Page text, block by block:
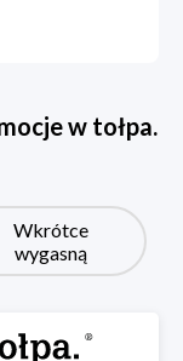
w tołpa.
Wkrótce
wygasną